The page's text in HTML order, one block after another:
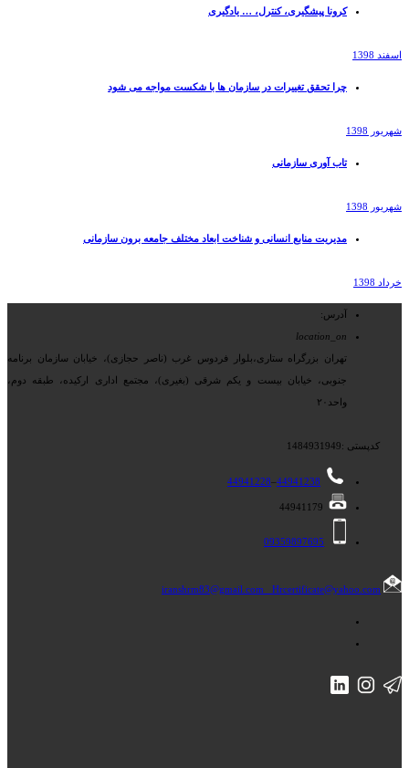
کرونا پیشگیری، کنترل، … یادگیری
اسفند 1398
چرا تحقق تغییرات در سازمان ها با شکست مواجه می شود
شهریور 1398
تاب آوری سازمانی
شهریور 1398
مدیریت منابع انسانی و شناخت ابعاد مختلف جامعه برون سازمانی
خرداد 1398
آدرس:
location_on
تهران بزرگراه ستاری،بلوار فردوس غرب (ناصر حجازی)، خیابان سازمان برنامه
جنوبی، خیابان بیست و یکم شرقی (بغیری)، مجتمع اداری ارکیده، طبقه دوم،
واحد۲۰
کدپستی :1484931949
44941238
–
44941228
09359897695
iranshrm83@gmail.com Hrcertificate@yahoo.com